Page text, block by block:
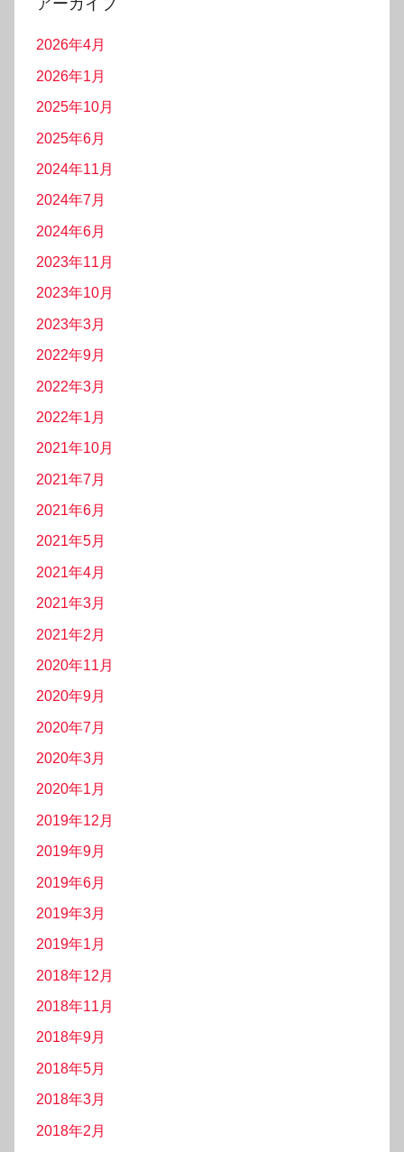
アーカイブ
2026年4月
2026年1月
2025年10月
2025年6月
2024年11月
2024年7月
2024年6月
2023年11月
2023年10月
2023年3月
2022年9月
2022年3月
2022年1月
2021年10月
2021年7月
2021年6月
2021年5月
2021年4月
2021年3月
2021年2月
2020年11月
2020年9月
2020年7月
2020年3月
2020年1月
2019年12月
2019年9月
2019年6月
2019年3月
2019年1月
2018年12月
2018年11月
2018年9月
2018年5月
2018年3月
2018年2月